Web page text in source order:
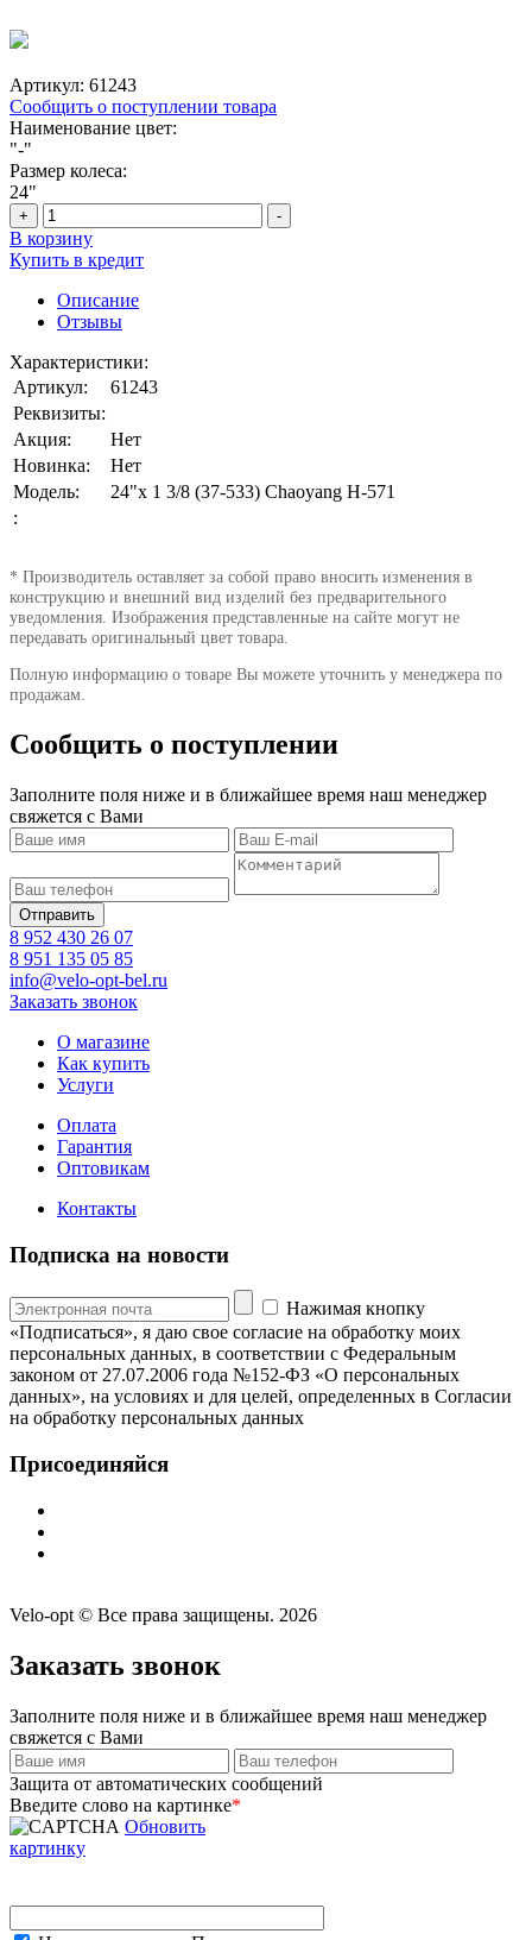
Артикул: 61243
Сообщить о поступлении товара
Наименование цвет:
"-"
Размер колеса:
24"
+ -
В корзину
Купить в кредит
Описание
Отзывы
Характеристики:
Артикул:
61243
Реквизиты:
Акция:
Нет
Новинка:
Нет
Модель:
24"х 1 3/8 (37-533) Chaoyang Н-571
:
* Производитель оставляет за собой право вносить изменения в
конструкцию и внешний вид изделий без предварительного
уведомления. Изображения представленные на сайте могут не
передавать оригинальный цвет товара.
Полную информацию о товаре Вы можете уточнить у менеджера по
продажам.
Сообщить о поступлении
Заполните поля ниже и в ближайшее время наш менеджер
свяжется с Вами
8 952 430 26 07
8 951 135 05 85
info@velo-opt-bel.ru
Заказать звонок
О магазине
Как купить
Услуги
Оплата
Гарантия
Оптовикам
Контакты
Подписка на новости
Нажимая кнопку
«Подписаться», я даю свое согласие на обработку моих
персональных данных, в соответствии с Федеральным
законом от 27.07.2006 года №152-ФЗ «О персональных
данных», на условиях и для целей, определенных в Согласии
на обработку персональных данных
Присоединяйся
Velo-opt © Все права защищены. 2026
Заказать звонок
Заполните поля ниже и в ближайшее время наш менеджер
свяжется с Вами
Защита от автоматических сообщений
Введите слово на картинке*
Обновить
картинку